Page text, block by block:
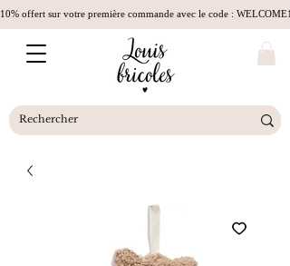
10% offert sur votre première commande avec le code :